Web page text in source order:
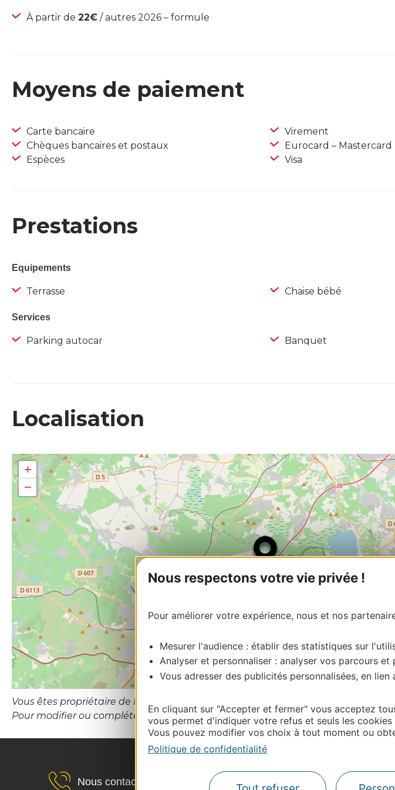
Nous respectons votre vie privée !
Pour améliorer votre expérience, nous et nos
Mesurer l'audience : établir des statistiques sur
Analyser et personnaliser : analyser vos parcours
Vous adresser des publicités personnalisées, en
En cliquant sur "Accepter et fermer" vous acceptez
vous permet d'indiquer votre refus et seuls les
Vous pouvez modifier vos choix à tout moment ou
Politique de confidentialité
À partir de 22€ / autres 2026 – formule
Moyens de paiement
Carte bancaire
Chèques bancaires et postaux
Espèces
Virement
Eurocard – Mastercard
Visa
Prestations
Equipements
Terrasse Chaise bébé
Services
Parking autocar Banquet
Localisation
+
−
Vous êtes propriétaire de l’établissement ou le gestionnaire de cette activité?
Pour modifier ou compléter cette fiche, merci de contacter Aude Tourisme
Nous contacter